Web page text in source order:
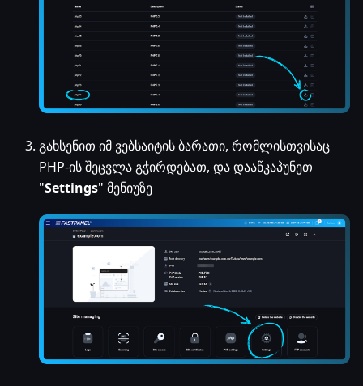
გახსენით იმ ვებსაიტის ბარათი, რომლისთვისაც
PHP-ის შეცვლა გჭირდებათ, და დააწკაპუნეთ
"Settings" მენიუზე